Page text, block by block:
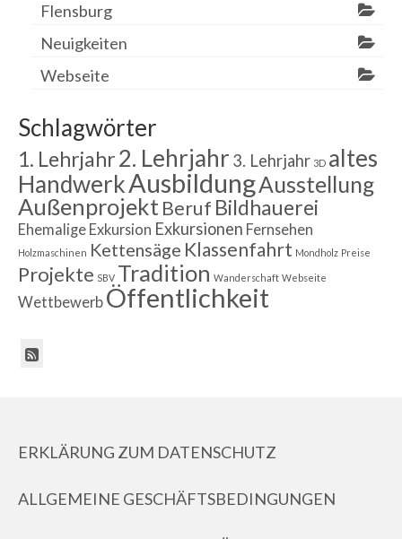
Flensburg
Neuigkeiten
Webseite
Schlagwörter
1. Lehrjahr2. Lehrjahr 3. Lehrjahr 3D altes
HandwerkAusbildungAusstellung
Außenprojekt Beruf Bildhauerei
Ehemalige Exkursion Exkursionen Fernsehen
Holzmaschinen Kettensäge Klassenfahrt Mondholz Preise
Projekte SBV Tradition Wanderschaft Webseite
Wettbewerb Öffentlichkeit
ERKLÄRUNG ZUM DATENSCHUTZ
ALLGEMEINE GESCHÄFTSBEDINGUNGEN